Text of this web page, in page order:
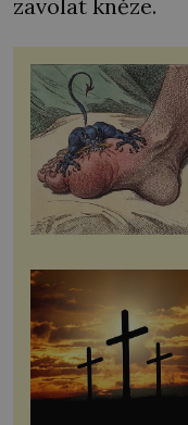
zavolat kněze.